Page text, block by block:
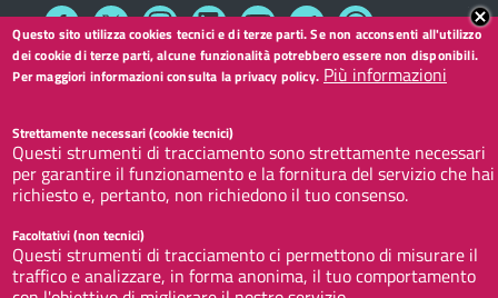
Collegamento
a
Facebook
Collegamento
a
Twitter
Collegamento
a
Instagram
Collegamento
a
LinkedIn
Collegamento
a
You
Tube
Collegamento
a
Telegram
Collegamento
a
Whatsapp
Footer
menu
Privacy
Note legali
CC BY 3.0 IT
Questo sito utilizza cookies tecnici e di terze parti. Se non acconsenti all'utilizzo
dei cookie di terze parti, alcune funzionalità potrebbero essere non disponibili.
Per maggiori informazioni consulta la privacy policy. Più informazioni
Strettamente necessari (cookie tecnici)
Questi strumenti di tracciamento sono strettamente necessari
per garantire il funzionamento e la fornitura del servizio che hai
richiesto e, pertanto, non richiedono il tuo consenso.
Facoltativi (non tecnici)
Questi strumenti di tracciamento ci permettono di misurare il
traffico e analizzare, in forma anonima, il tuo comportamento